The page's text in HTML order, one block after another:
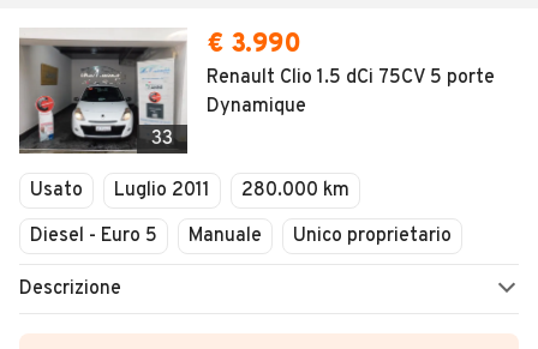
33
€ 3.990
Renault Clio 1.5 dCi 75CV 5 porte
Dynamique
Usato Luglio 2011
280.000 km
Diesel - Euro 5
Manuale Unico proprietario
Descrizione